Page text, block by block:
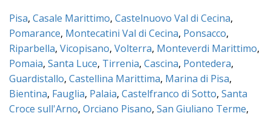
Pisa, Casale Marittimo, Castelnuovo Val di Cecina,
Pomarance, Montecatini Val di Cecina, Ponsacco,
Riparbella, Vicopisano, Volterra, Monteverdi Marittimo,
Pomaia, Santa Luce, Tirrenia, Cascina, Pontedera,
Guardistallo, Castellina Marittima, Marina di Pisa,
Bientina, Fauglia, Palaia, Castelfranco di Sotto, Santa
Croce sull'Arno, Orciano Pisano, San Giuliano Terme,